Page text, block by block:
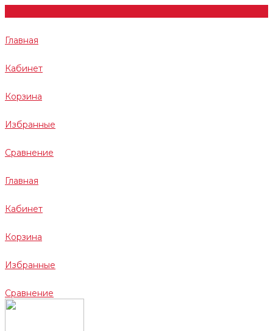
Главная
Кабинет
Корзина
Избранные
Сравнение
Главная
Кабинет
Корзина
Избранные
Сравнение